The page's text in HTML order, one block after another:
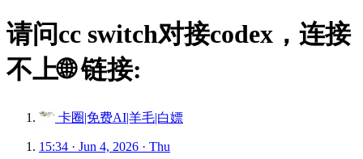
请问cc switch对接codex，连接
不上🌐 链接:
卡圈|免费AI|羊毛|白嫖
15:34 · Jun 4, 2026 · Thu